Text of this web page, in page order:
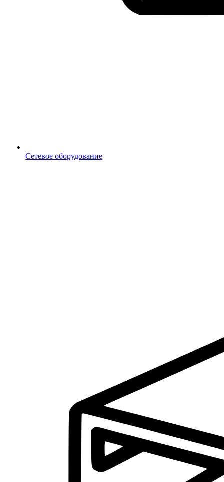
Сетевое оборудование